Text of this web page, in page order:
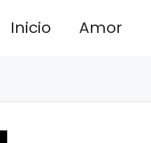
Inicio Amor